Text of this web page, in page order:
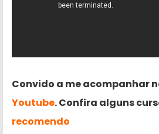
Convido a me acompanhar
Youtube. Confira alguns
recomendo